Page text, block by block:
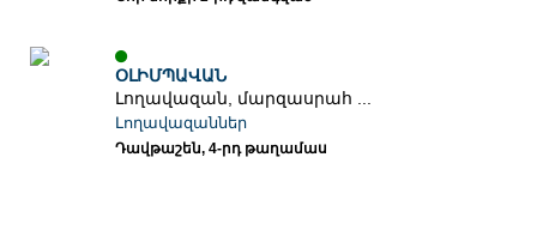
ՕԼԻՄՊԱՎԱՆ
Լողավազան, մարզասրահ ...
Լողավազաններ
Դավթաշեն, 4-րդ թաղամաս